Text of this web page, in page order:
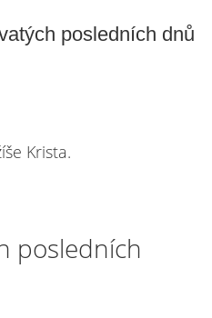
posledních dnů
posledních